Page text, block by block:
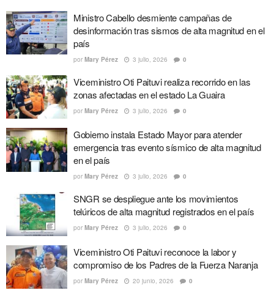
Ministro Cabello desmiente campañas de
desinformación tras sismos de alta magnitud en el
país
por Mary Pérez 3 julio, 2026 0
Viceministro Oti Paituvi realiza recorrido en las
zonas afectadas en el estado La Guaira
por Mary Pérez 3 julio, 2026 0
Gobierno instala Estado Mayor para atender
emergencia tras evento sísmico de alta magnitud
en el país
por Mary Pérez 3 julio, 2026 0
SNGR se despliegue ante los movimientos
telúricos de alta magnitud registrados en el país
por Mary Pérez 3 julio, 2026 0
Viceministro Oti Paituvi reconoce la labor y
compromiso de los Padres de la Fuerza Naranja
por Mary Pérez 20 junio, 2026 0